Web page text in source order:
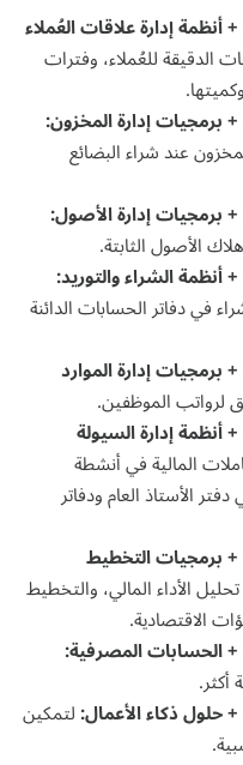
أنظمة إدارة علاقات العُملاء
الدقيقة للعُملاء، وفترات
برمجيات إدارة المخزون:
عند شراء البضائع
إدارة الأصول:
الأصول الثابتة.
أنظمة الشراء والتوريد:
في دفاتر الحسابات الدائنة
إدارة الموارد
لرواتب الموظفين.
إدارة السيولة
المالية في أنشطة
الأستاذ العام ودفاتر
برمجيات التخطيط
الأداء المالي، والتخطيط
الاقتصادية.
الحسابات المصرفية:
ذكاء الأعمال:لتمكين